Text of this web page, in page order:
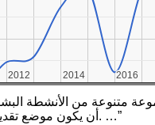
2012
2012 2014
2014 2016
2016
أن يكون موضع تقدير لجمالها أو قوتها العاطفية. تشمل الأنشطة الأخرى المتعلقة بإنتاج الأعمال الفنية نقد الفن ودراسة تاريخ الفن والنشر الجمالي للفن. …”